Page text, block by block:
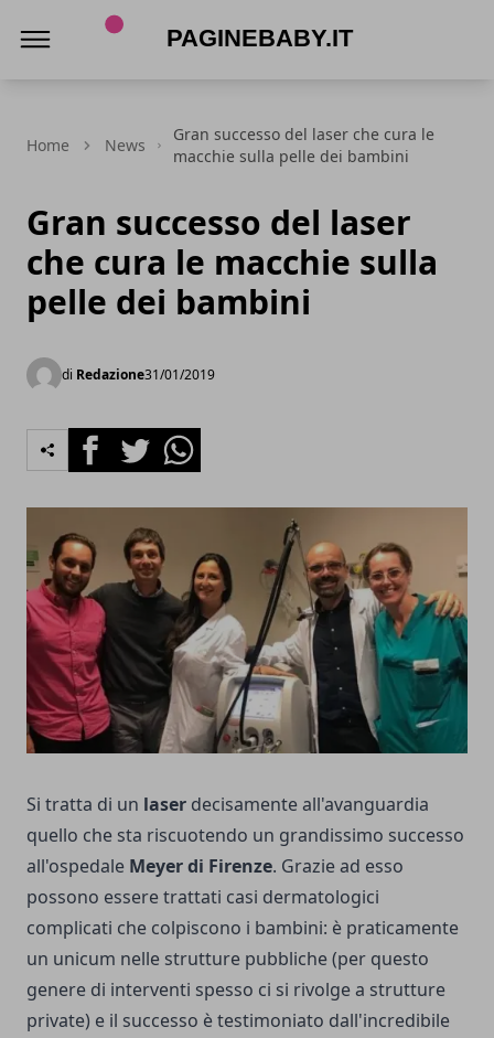
Home News
Gran successo del laser che cura le
macchie sulla pelle dei bambini
Gran successo del laser
che cura le macchie sulla
pelle dei bambini
di Redazione31/01/2019
FacebookTwitterWhatsapp
Si tratta di un laser decisamente all'avanguardia
quello che sta riscuotendo un grandissimo successo
all'ospedale Meyer di Firenze. Grazie ad esso
possono essere trattati casi dermatologici
complicati che colpiscono i bambini: è praticamente
un unicum nelle strutture pubbliche (per questo
genere di interventi spesso ci si rivolge a strutture
private) e il successo è testimoniato dall'incredibile